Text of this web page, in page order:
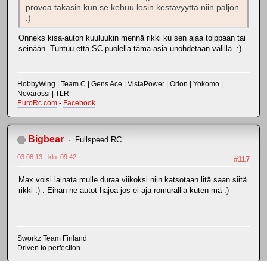
provoa takasin kun se kehuu losin kestävyyttä niin paljon
:)
Onneks kisa-auton kuuluukin mennä rikki ku sen ajaa tolppaan tai
seinään. Tuntuu että SC puolella tämä asia unohdetaan välillä. :)
HobbyWing | Team C | Gens Ace | VistaPower | Orion | Yokomo |
Novarossi | TLR
EuroRc.com - Facebook
Bigbear Fullspeed RC
#117
03.08.13 - klo: 09.42
Max voisi lainata mulle duraa viikoksi niin katsotaan litä saan siitä
rikki :) . Eihän ne autot hajoa jos ei aja romurallia kuten mä :)
Sworkz Team Finland
Driven to perfection